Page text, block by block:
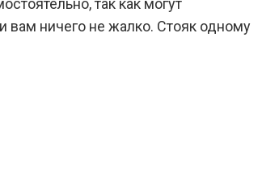
так как могут
вам ничего не жалко. Стояк одному